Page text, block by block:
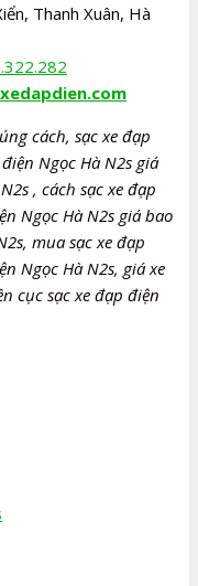
Thanh Xuân, Hà
cách, sạc xe đạp
Ngọc Hà N2s giá
, cách sạc xe đạp
Ngọc Hà N2s giá bao
mua sạc xe đạp
Ngọc Hà N2s, giá xe
cục sạc xe đạp điện